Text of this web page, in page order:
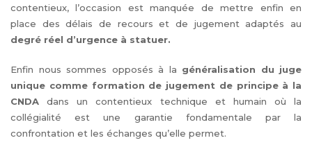
contentieux, l’occasion est manquée de mettre enfin en
place des délais de recours et de jugement adaptés au
degré réel d’urgence à statuer.
Enfin nous sommes opposés à la généralisation du juge
unique comme formation de jugement de principe à la
CNDA dans un contentieux technique et humain où la
collégialité est une garantie fondamentale par la
confrontation et les échanges qu’elle permet.